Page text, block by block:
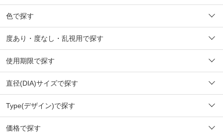
色で探す
度あり・度なし・乱視用で探す
使用期限で探す
直径(DIA)サイズで探す
Type(デザイン)で探す
価格で探す